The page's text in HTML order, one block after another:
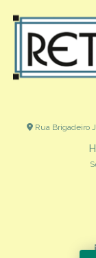
Rua Brigadeiro